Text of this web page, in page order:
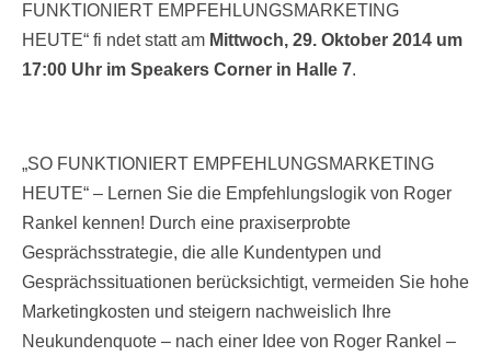
FUNKTIONIERT EMPFEHLUNGSMARKETING
HEUTE“ fi ndet statt am Mittwoch, 29. Oktober 2014 um
17:00 Uhr im Speakers Corner in Halle 7.
„SO FUNKTIONIERT EMPFEHLUNGSMARKETING
HEUTE“ – Lernen Sie die Empfehlungslogik von Roger
Rankel kennen! Durch eine praxiserprobte
Gesprächsstrategie, die alle Kundentypen und
Gesprächssituationen berücksichtigt, vermeiden Sie hohe
Marketingkosten und steigern nachweislich Ihre
Neukundenquote – nach einer Idee von Roger Rankel –